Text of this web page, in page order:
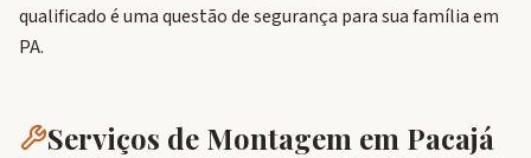
qualificado é uma questão de segurança para sua família em
PA.
Serviços de Montagem em Pacajá